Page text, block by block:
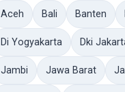
Aceh Bali Banten
Di Yogyakarta Dki
Jambi Jawa Barat